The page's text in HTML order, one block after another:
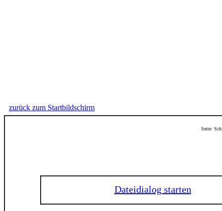
zurück zum Startbildschirm
Seite:
Dateidialog starten